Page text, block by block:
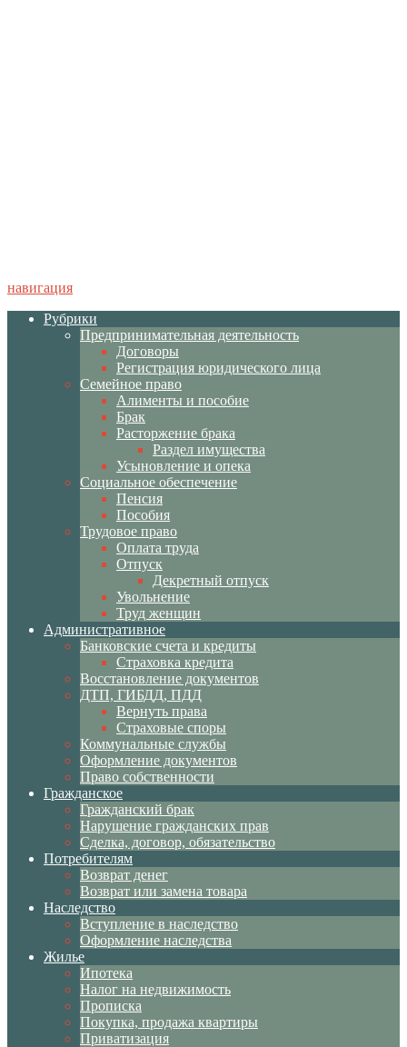
навигация
Рубрики
Предпринимательная деятельность
Договоры
Регистрация юридического лица
Семейное право
Алименты и пособие
Брак
Расторжение брака
Раздел имущества
Усыновление и опека
Социальное обеспечение
Пенсия
Пособия
Трудовое право
Оплата труда
Отпуск
Декретный отпуск
Увольнение
Труд женщин
Административное
Банковские счета и кредиты
Страховка кредита
Восстановление документов
ДТП, ГИБДД, ПДД
Вернуть права
Страховые споры
Коммунальные службы
Оформление документов
Право собственности
Гражданское
Гражданский брак
Нарушение гражданских прав
Сделка, договор, обязательство
Потребителям
Возврат денег
Возврат или замена товара
Наследство
Вступление в наследство
Оформление наследства
Жилье
Ипотека
Налог на недвижимость
Прописка
Покупка, продажа квартиры
Приватизация